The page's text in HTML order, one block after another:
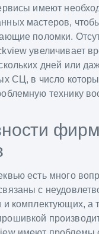
имеют
мастеров,
поломки.
увеличивает
дней или
СЦ, в число
технику
есть много
с
и комплектующих, а